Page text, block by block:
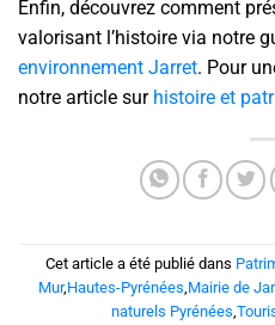
Enfin, découvrez comment
valorisant l’histoire via notre
environnement Jarret. Pour
notre article sur histoire et
Cet article a été publié dans
Mur,Hautes-Pyrénées,Mairie de
naturels Pyrénées,